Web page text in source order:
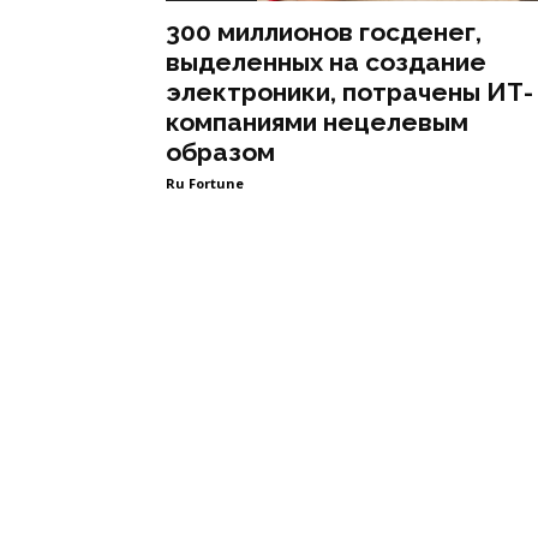
300 миллионов госденег,
выделенных на создание
электроники, потрачены ИТ-
компаниями нецелевым
образом
Ru Fortune